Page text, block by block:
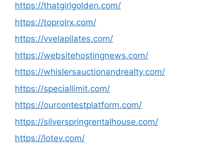
https://thatgirlgolden.com/
https://toprolrx.com/
https://vvelapilates.com/
https://websitehostingnews.com/
https://whislersauctionandrealty.com/
https://speciallimit.com/
https://ourcontestplatform.com/
https://silverspringrentalhouse.com/
https://lotev.com/